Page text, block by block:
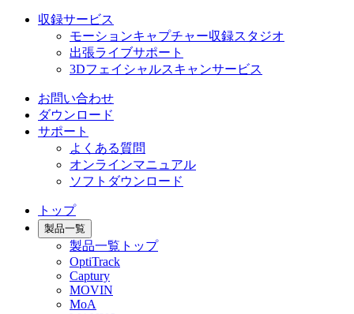
収録サービス
モーションキャプチャー収録スタジオ
出張ライブサポート
3Dフェイシャルスキャンサービス
お問い合わせ
ダウンロード
サポート
よくある質問
オンラインマニュアル
ソフトダウンロード
トップ
製品一覧
製品一覧トップ
OptiTrack
Captury
MOVIN
MoA